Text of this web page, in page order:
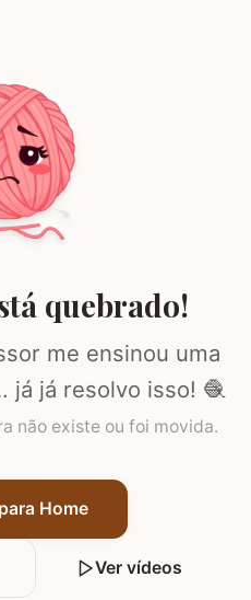
quebrado!
me ensinou uma
já já resolvo isso! 🧶
não existe ou foi movida.
Home
Ver vídeos